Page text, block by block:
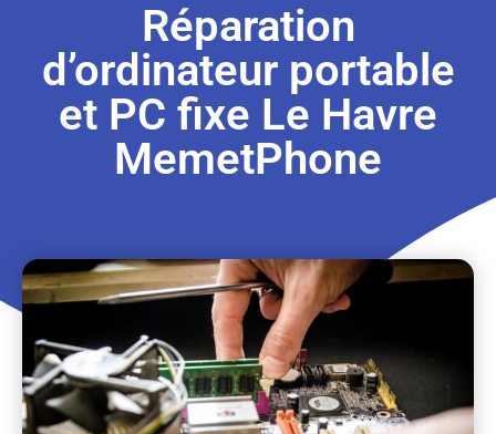
Réparation
d’ordinateur portable
et PC fixe Le Havre
MemetPhone